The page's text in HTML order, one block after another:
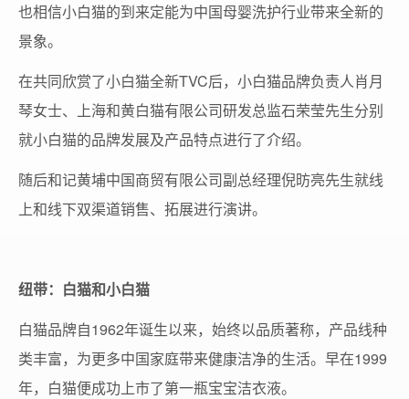
也相信小白猫的到来定能为中国母婴洗护行业带来全新的
景象。
在共同欣赏了小白猫全新TVC后，小白猫品牌负责人肖月
琴女士、上海和黄白猫有限公司研发总监石荣莹先生分别
就小白猫的品牌发展及产品特点进行了介绍。
随后和记黄埔中国商贸有限公司副总经理倪昉亮先生就线
上和线下双渠道销售、拓展进行演讲。
纽带：白猫和小白猫
白猫品牌自1962年诞生以来，始终以品质著称，产品线种
类丰富，为更多中国家庭带来健康洁净的生活。早在1999
年，白猫便成功上市了第一瓶宝宝洁衣液。